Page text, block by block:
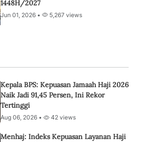
1448H/2027
Jun 01, 2026 • 5,267 views
Kepala BPS: Kepuasan Jamaah Haji 2026
Naik Jadi 91,45 Persen, Ini Rekor
Tertinggi
Aug 06, 2026 • 42 views
Menhaj: Indeks Kepuasan Layanan Haji